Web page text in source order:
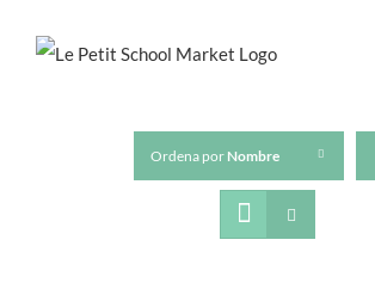
Ordena por Nombre